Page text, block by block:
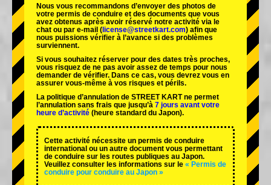
Nous vous recommandons d’envoyer des photos de
votre permis de conduire et des documents que vous
avez obtenus après avoir réservé notre activité via le
chat ou par e-mail ( license@streetkart.com) afin que
nous puissions vérifier à l’avance si des problèmes
surviennent.
Si vous souhaitez réserver pour des dates très proches,
vous risquez de ne pas avoir assez de temps pour nous
demander de vérifier. Dans ce cas, vous devrez vous en
assurer vous-même à vos risques et périls.
La politique d’annulation de STREET KART ne permet
l’annulation sans frais que jusqu’à 7 jours avant votre
heure d’activité (heure standard du Japon).
Cette activité nécessite un permis de conduire
international ou un autre document vous permettant
de conduire sur les routes publiques au Japon.
Veuillez consulter les informations sur le « Permis de
conduire pour conduire au Japon »